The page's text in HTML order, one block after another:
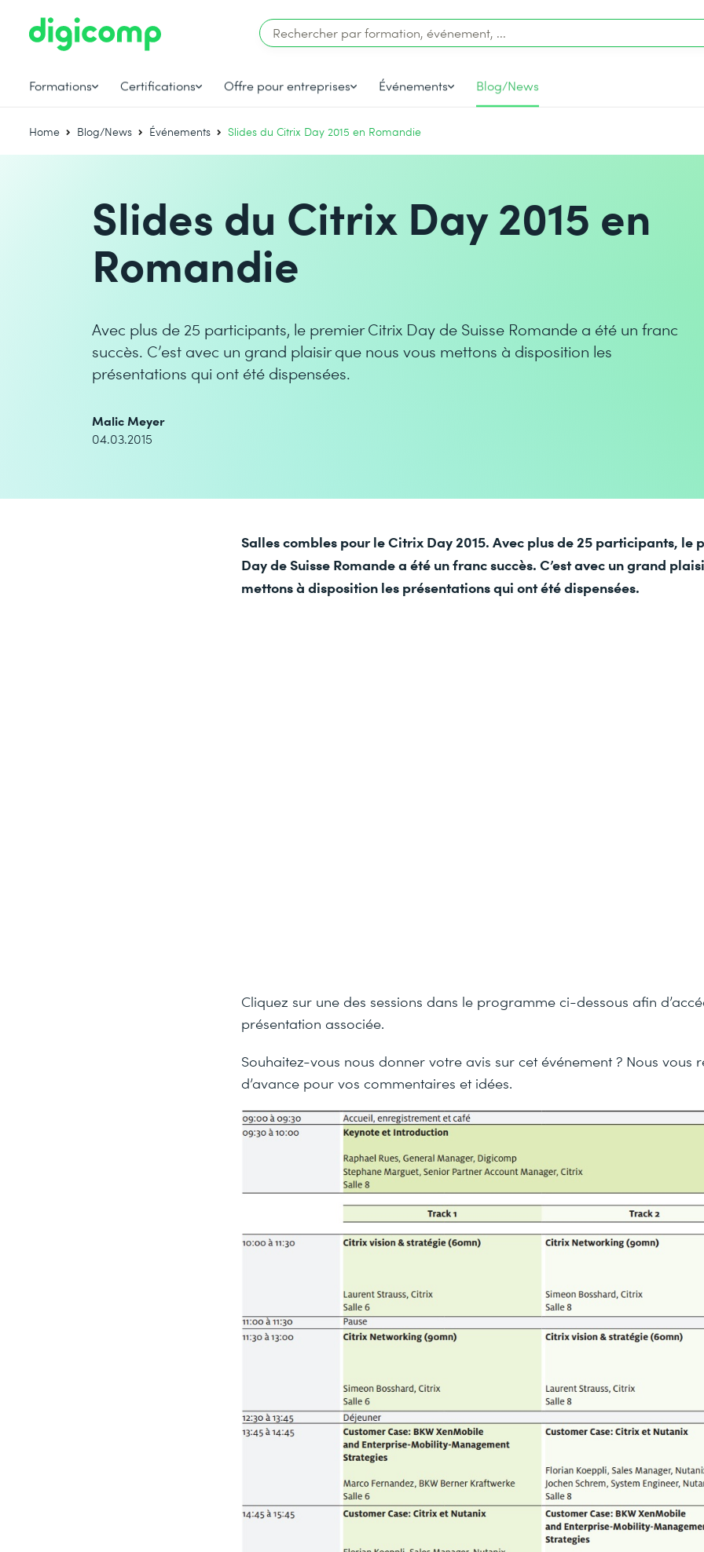
Formations Certifications Offre pour entreprises Événements Blog/News
Home Blog/News Événements Slides du Citrix Day 2015 en Romandie
Slides du Citrix Day 2015 en
Romandie
Avec plus de 25 participants, le premier Citrix Day de Suisse Romande a été un franc
succès. C’est avec un grand plaisir que nous vous mettons à disposition les
présentations qui ont été dispensées.
Malic Meyer
04.03.2015
Salles combles pour le Citrix Day 2015. Avec plus de 25 participants, le
Day de Suisse Romande a été un franc succès. C’est avec un grand
mettons à disposition les présentations qui ont été dispensées.
Cliquez sur une des sessions dans le programme ci-dessous afin
présentation associée.
Souhaitez-vous nous donner votre avis sur cet événement ? Nous vous
d’avance pour vos commentaires et idées.